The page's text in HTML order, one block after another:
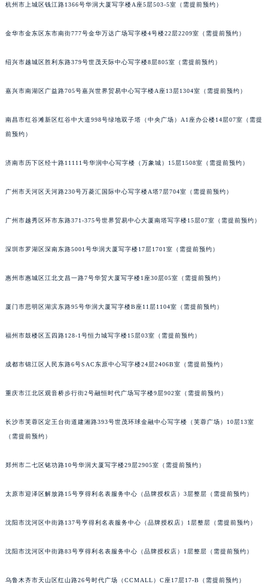
杭州市上城区钱江路1366号华润大厦写字楼A座5层503-5室（需提前预约）
金华市金东区东市南街777号金华万达广场写字楼4号楼22层2209室（需提前预约）
绍兴市越城区胜利东路379号世茂天际中心写字楼8层805室（需提前预约）
嘉兴市南湖区广益路705号嘉兴世界贸易中心写字楼A座13层1304室（需提前预约）
南昌市红谷滩新区红谷中大道998号绿地双子塔（中央广场）A1座办公楼14层07室（需提
前预约）
济南市历下区经十路11111号华润中心写字楼（万象城）15层1508室（需提前预约）
广州市天河区天河路230号万菱汇国际中心写字楼A塔7层704室（需提前预约）
广州市越秀区环市东路371-375号世界贸易中心大厦南塔写字楼15层07室（需提前预约）
深圳市罗湖区深南东路5001号华润大厦写字楼17层1701室（需提前预约）
惠州市惠城区江北文昌一路7号华贸大厦写字楼1座30层05室（需提前预约）
厦门市思明区湖滨东路95号华润大厦写字楼B座11层1104室（需提前预约）
福州市鼓楼区五四路128-1号恒力城写字楼15层03室（需提前预约）
成都市锦江区人民东路6号SAC东原中心写字楼24层2406B室（需提前预约）
重庆市江北区观音桥步行街2号融恒时代广场写字楼9层902室（需提前预约）
长沙市芙蓉区定王台街道建湘路393号世茂环球金融中心写字楼（芙蓉广场）10层13室
（需提前预约）
郑州市二七区铭功路10号华润大厦写字楼29层2905室（需提前预约）
太原市迎泽区解放路15号亨得利名表服务中心（品牌授权店）3层整层（需提前预约）
沈阳市沈河区中街路137号亨得利名表服务中心（品牌授权店）1层整层（需提前预约）
沈阳市沈河区中街路83号亨得利名表服务中心（品牌授权店）1层整层（需提前预约）
乌鲁木齐市天山区红山路26号时代广场（CCMALL）C座17层17-B（需提前预约）